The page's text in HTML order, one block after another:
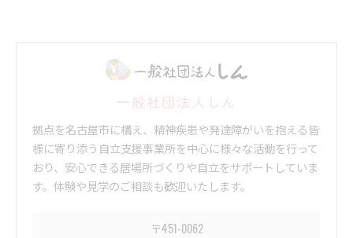
一般社団法人しん
拠点を名古屋市に構え、精神疾患や発達障がいを抱える皆
様に寄り添う自立支援事業所を中心に様々な活動を行って
おり、安心できる居場所づくりや自立をサポートしていま
す。体験や見学のご相談も歓迎いたします。
〒451-0062